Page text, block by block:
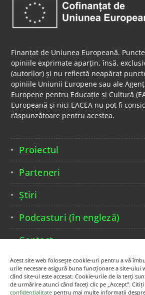
Acest site web folosește cookie-uri pentru a vă
urile necesare asigură buna funcționare a site-ului
când site-ul este accesat. Cookie-urile de la terți
de urmărire atunci când faceți clic pe „Accept”. Citiți
confidențialitate pentru mai multe informații
Finanțat de Uniunea Europeană.
opiniile exprimate aparțin, însă,
(autorilor) și nu reflectă neapărat
opiniile Uniunii Europene sau ale
Europene pentru Educație și Cultură
Europeană și nici EACEA nu pot fi
răspunzătoare pentru acestea.
Proiectul
Parteneri
Știri
Podcasturi (în engleză)
Contact